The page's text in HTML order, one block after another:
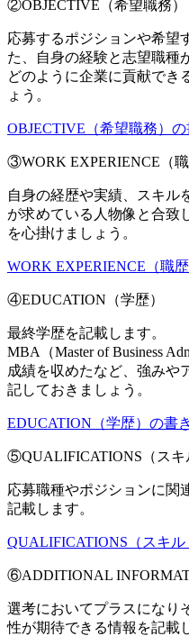
②OBJECTIVE（希望職務）
応募するポジションや希望
た、自身の経験と志望職種
どのように企業に貢献でき
ょう。
OBJECTIVE（希望職務）
③WORK EXPERIENCE（職
自身の経歴や実績、スキル
が求めている人物像と合致
を心掛けましょう。
WORK EXPERIENCE（職
④EDUCATION（学歴）
最終学歴を記載します。
MBA（Master of Business
成績を収めたなど、強みや
記しておきましょう。
EDUCATION（学歴）の書
⑤QUALIFICATIONS（スキ
応募職種やポジションに関
記載します。
QUALIFICATIONS（スキ
⑥ADDITIONAL
選考においてプラスになり
性が期待できる情報を記載